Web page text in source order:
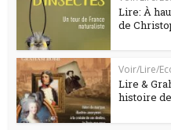
Lire: À
de
Voir/Lire/
Lire &
histoire